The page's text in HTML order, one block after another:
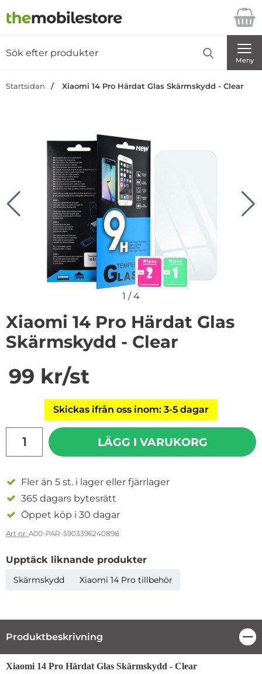
Startsidan för Danira Telecom AB
Meny
Startsidan Xiaomi 14 Pro Härdat Glas Skärmskydd - Clear
1 /4
Xiaomi 14 Pro Härdat Glas
Skärmskydd - Clear
pris
99 kr/st
Skickas ifrån oss inom: 3-5 dagar
LÄGG I VARUKORG
Fler än 5 st. i lager eller fjärrlager
365 dagars bytesrätt
Öppet köp i 30 dagar
Art nr: A00-PAR-5903396240898
Upptäck liknande produkter
Skärmskydd Xiaomi 14 Pro tillbehör
Produktbeskrivning
Produktbeskrivning
Xiaomi 14 Pro Härdat Glas Skärmskydd - Clear